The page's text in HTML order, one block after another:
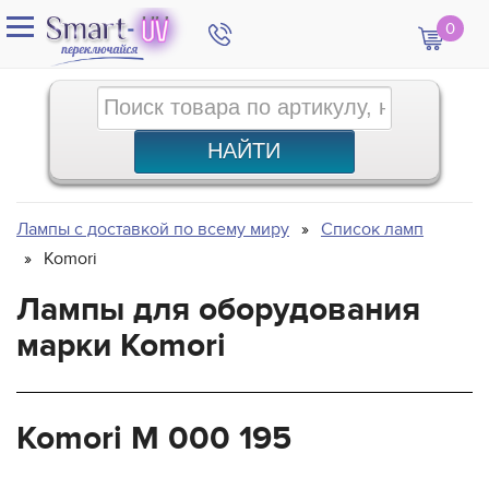
0
Лампы с доставкой по всему миру
Список ламп
Komori
Лампы для оборудования
марки Komori
Komori M 000 195